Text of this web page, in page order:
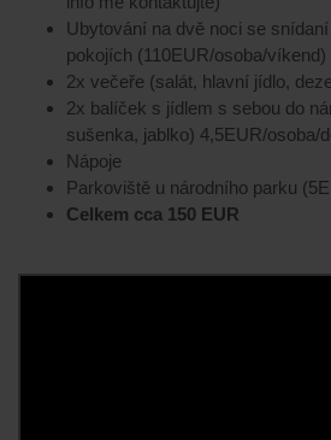
Ubytování na dvě noci se
pokojích (110EUR/osoba/víkend)
2x večeře (salát, hlavní jídlo,
2x balíček s jídlem s sebou do
sušenka, jablko) 4,5EUR/osoba/
Nápoje
Parkoviště u národního parku
Celkem cca 150 EUR